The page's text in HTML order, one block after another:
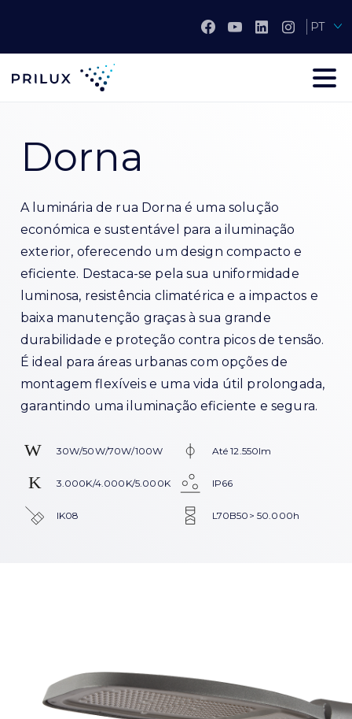
PT
Dorna
A luminária de rua Dorna é uma solução
económica e sustentável para a iluminação
exterior, oferecendo um design compacto e
eficiente. Destaca-se pela sua uniformidade
luminosa, resistência climatérica e a impactos e
baixa manutenção graças à sua grande
durabilidade e proteção contra picos de tensão.
É ideal para áreas urbanas com opções de
montagem flexíveis e uma vida útil prolongada,
garantindo uma iluminação eficiente e segura.
30W/50W/70W/100W
3.000K/4.000K/5.000K
IK08
Até 12.550lm
IP66
L70B50> 50.000h